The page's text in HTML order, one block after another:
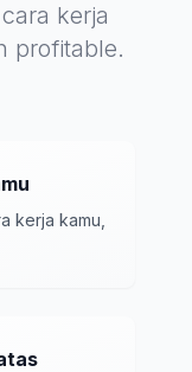
kerja
profitable.
kerja kamu,